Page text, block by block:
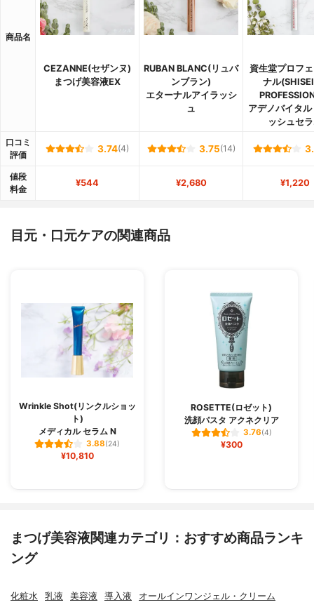
商品名
CEZANNE(セザンヌ)
まつげ美容液EX
RUBAN BLANC(リュバ
ンブラン)
エターナルアイラッシ
ュ
資生堂プロフ
ナル
アデノバイタル
ッシュセ
口コミ
評価
3.74(4) 3.75(14)
値段
料金
¥544 ¥2,680 ¥1,220
目元・口元ケアの関連商品
Wrinkle Shot(リンクルショッ
ト)
メディカル セラム N
3.88(24)
¥10,810
ROSETTE(ロゼット)
洗顔パスタ アクネクリア
3.76(4)
¥300
まつげ美容液関連カテゴリ：おすすめ商品ランキ
ング
化粧水 乳液 美容液 導入液 オールインワンジェル・クリーム